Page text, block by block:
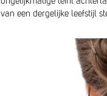
van een dergelijke leefstijl